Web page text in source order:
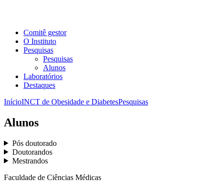
Comitê gestor
O Instituto
Pesquisas
Pesquisas
Alunos
Laboratórios
Destaques
InícioINCT de Obesidade e DiabetesPesquisas
Alunos
Pós doutorado
Doutorandos
Mestrandos
Faculdade de Ciências Médicas